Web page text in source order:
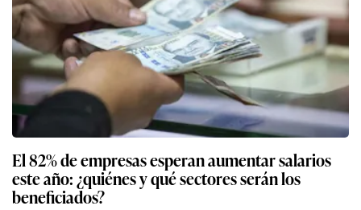
El 82% de empresas esperan aumentar salarios
este año: ¿quiénes y qué sectores serán los
beneficiados?